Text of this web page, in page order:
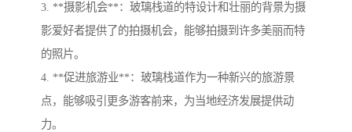
3. **摄影机会**：玻璃栈道的特设计和壮丽的背景为摄
影爱好者提供了的拍摄机会，能够拍摄到许多美丽而特
的照片。
4. **促进旅游业**：玻璃栈道作为一种新兴的旅游景
点，能够吸引更多游客前来，为当地经济发展提供动
力。